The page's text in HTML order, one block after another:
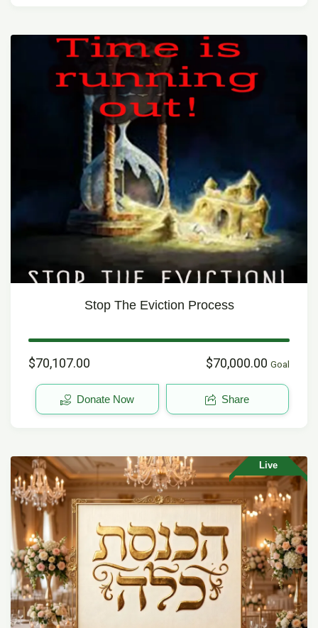
Stop The Eviction Process
$70,107.00 $70,000.00 Goal
Donate Now Share
Live